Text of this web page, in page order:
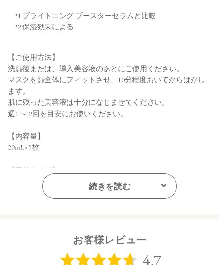
*1 ブライトニング ブースターセラムと比較
*2 保湿効果による
【ご使用方法】
洗顔後または、導入美容液のあとにご使用ください。
マスクを顔全体にフィットさせ、10分程度おいてからはがし
ます。
肌に残った美容液は十分になじませてください。
週1 ～ 2回を目安にお使いください。
【内容量】
20mL×5枚
【商品サイズ】
160.5㎜×20㎜ ×116.5㎜(高さx奥行x幅)
ツボクサエキス、マデカッソシド、アシアチコシド、オプン
マリー葉エキス、セージ葉エキス、エーデルワイス花／葉エ
続きを読む
お客様レビュー